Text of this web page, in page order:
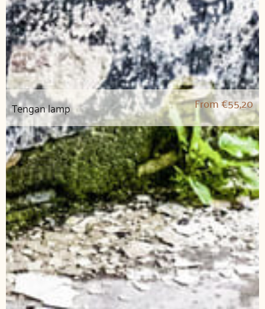
Tengan lamp From€55,20